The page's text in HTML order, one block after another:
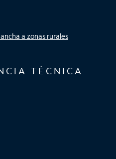
a zonas rurales
TÉCNICA